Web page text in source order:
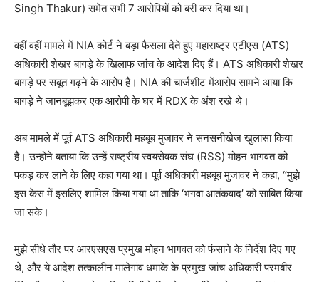
Singh Thakur) समेत सभी 7 आरोपियों को बरी कर दिया था।
वहीं वहीं मामले में NIA कोर्ट ने बड़ा फैसला देते हुए महाराष्ट्र एटीएस (ATS)
अधिकारी शेखर बागड़े के खिलाफ जांच के आदेश दिए हैं। ATS अधिकारी शेखर
बागड़े पर सबूत गढ़ने के आरोप है। NIA की चार्जशीट मेंआरोप सामने आया कि
बागड़े ने जानबूझकर एक आरोपी के घर में RDX के अंश रखे थे।
अब मामले में पूर्व ATS अधिकारी महबूब मुजावर ने सनसनीखेज खुलासा किया
है। उन्होंने बताया कि उन्हें राष्ट्रीय स्वयंसेवक संघ (RSS) मोहन भागवत को
पकड़ कर लाने के लिए कहा गया था। पूर्व अधिकारी महबूब मुजावर ने कहा, “मुझे
इस केस में इसलिए शामिल किया गया था ताकि ‘भगवा आतंकवाद’ को साबित किया
जा सके।
मुझे सीधे तौर पर आरएसएस प्रमुख मोहन भागवत को फंसाने के निर्देश दिए गए
थे, और ये आदेश तत्कालीन मालेगांव धमाके के प्रमुख जांच अधिकारी परमबीर